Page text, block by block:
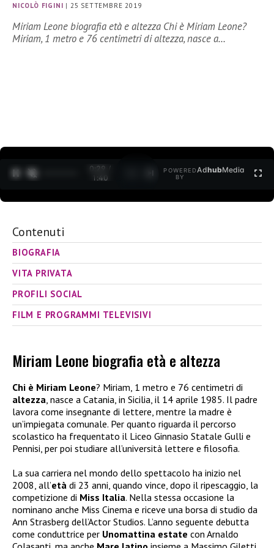
NICOLÒ FIGINI | 25 SETTEMBRE 2019
Miriam Leone biografia età e altezza Chi è Miriam Leone?
Miriam, 1 metro e 76 centimetri di altezza, nasce a…
0:30 /
1:40
POWERED
BY
AdhubMedia
Contenuti
BIOGRAFIA
VITA PRIVATA
PROFILI SOCIAL
FILM E PROGRAMMI TELEVISIVI
Miriam Leone biografia età e altezza
Chi è Miriam Leone? Miriam, 1 metro e 76 centimetri di
altezza, nasce a Catania, in Sicilia, il 14 aprile 1985. Il padre
lavora come insegnante di lettere, mentre la madre è
un’impiegata comunale. Per quanto riguarda il percorso
scolastico ha frequentato il Liceo Ginnasio Statale Gulli e
Pennisi, per poi studiare all’università lettere e filosofia.
La sua carriera nel mondo dello spettacolo ha inizio nel
2008, all’età di 23 anni, quando vince, dopo il ripescaggio, la
competizione di Miss Italia. Nella stessa occasione la
nominano anche Miss Cinema e riceve una borsa di studio da
Ann Strasberg dell’Actor Studios. L’anno seguente debutta
come conduttrice per Unomattina estate con Arnaldo